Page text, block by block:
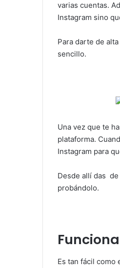
varias cuentas.
Instagram sino
Para darte de
sencillo.
Una vez que te
plataforma.
Instagram para
Desde allí das
probándolo.
Es tan fácil como